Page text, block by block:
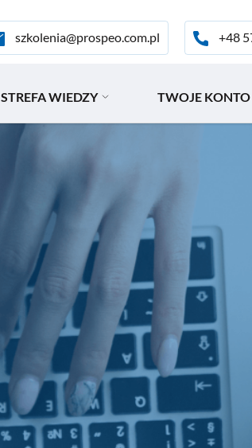
szkolenia@prospeo.com.pl +48
STREFA WIEDZY TWOJE KONTO